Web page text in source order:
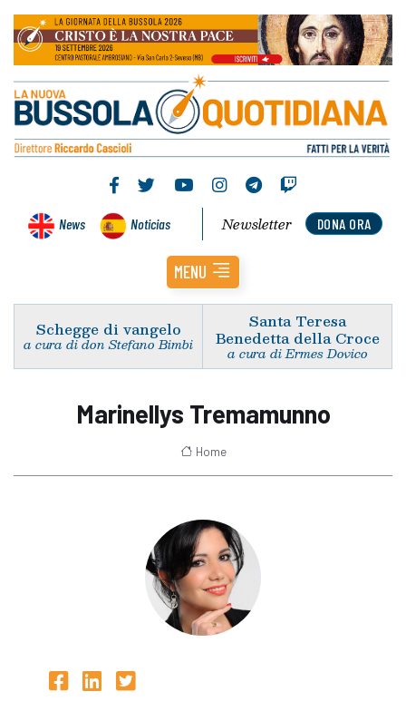
News Noticias DONA ORA
Newsletter
MENU
Schegge di vangelo
a cura di don Stefano Bimbi
Santa Teresa
Benedetta della Croce
a cura di Ermes Dovico
Marinellys Tremamunno
Home